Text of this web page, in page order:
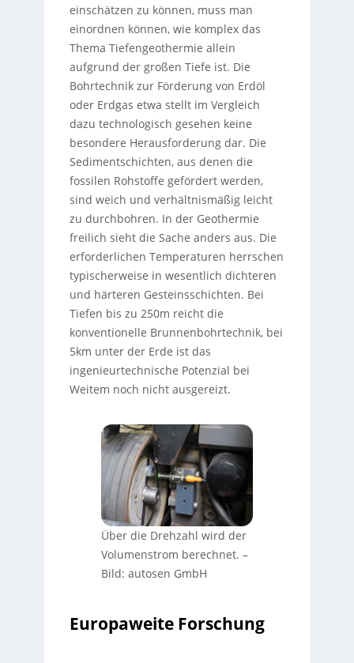
einschätzen zu können, muss man
einordnen können, wie komplex das
Thema Tiefengeothermie allein
aufgrund der großen Tiefe ist. Die
Bohrtechnik zur Förderung von Erdöl
oder Erdgas etwa stellt im Vergleich
dazu technologisch gesehen keine
besondere Herausforderung dar. Die
Sedimentschichten, aus denen die
fossilen Rohstoffe gefördert werden,
sind weich und verhältnismäßig leicht
zu durchbohren. In der Geothermie
freilich sieht die Sache anders aus. Die
erforderlichen Temperaturen herrschen
typischerweise in wesentlich dichteren
und härteren Gesteinsschichten. Bei
Tiefen bis zu 250m reicht die
konventionelle Brunnenbohrtechnik, bei
5km unter der Erde ist das
ingenieurtechnische Potenzial bei
Weitem noch nicht ausgereizt.
Über die Drehzahl wird der
Volumenstrom berechnet. –
Bild: autosen GmbH
Europaweite Forschung